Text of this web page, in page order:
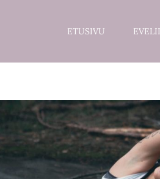
ETUSIVU